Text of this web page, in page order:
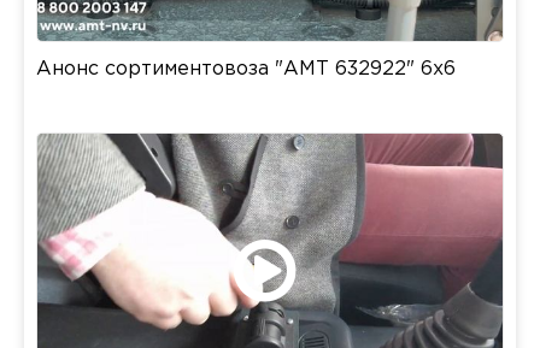
Анонс сортиментовоза "АМТ 632922" 6x6